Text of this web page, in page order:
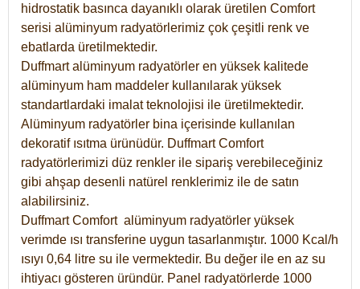
hidrostatik basınca dayanıklı olarak üretilen Comfort
serisi alüminyum radyatörlerimiz çok çeşitli renk ve
ebatlarda üretilmektedir.
Duffmart alüminyum radyatörler en yüksek kalitede
alüminyum ham maddeler kullanılarak yüksek
standartlardaki imalat teknolojisi ile üretilmektedir.
Alüminyum radyatörler bina içerisinde kullanılan
dekoratif ısıtma ürünüdür. Duffmart Comfort
radyatörlerimizi düz renkler ile sipariş verebileceğiniz
gibi ahşap desenli natürel renklerimiz ile de satın
alabilirsiniz.
Duffmart Comfort alüminyum radyatörler yüksek
verimde ısı transferine uygun tasarlanmıştır. 1000 Kcal/h
ısıyı 0,64 litre su ile vermektedir. Bu değer ile en az su
ihtiyacı gösteren üründür. Panel radyatörlerde 1000